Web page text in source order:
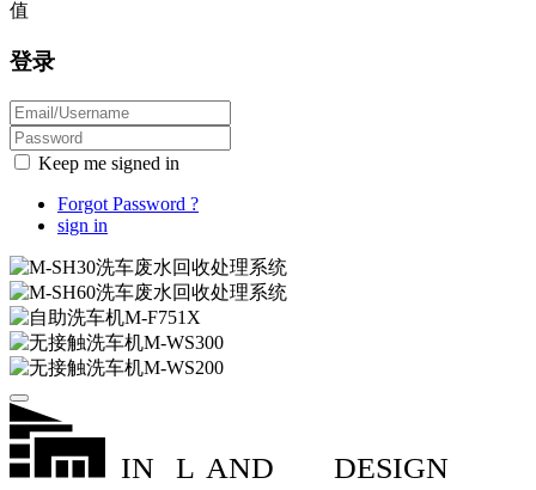
值
登录
Keep me signed in
Forgot Password ?
sign in
IN L AND DESIGN